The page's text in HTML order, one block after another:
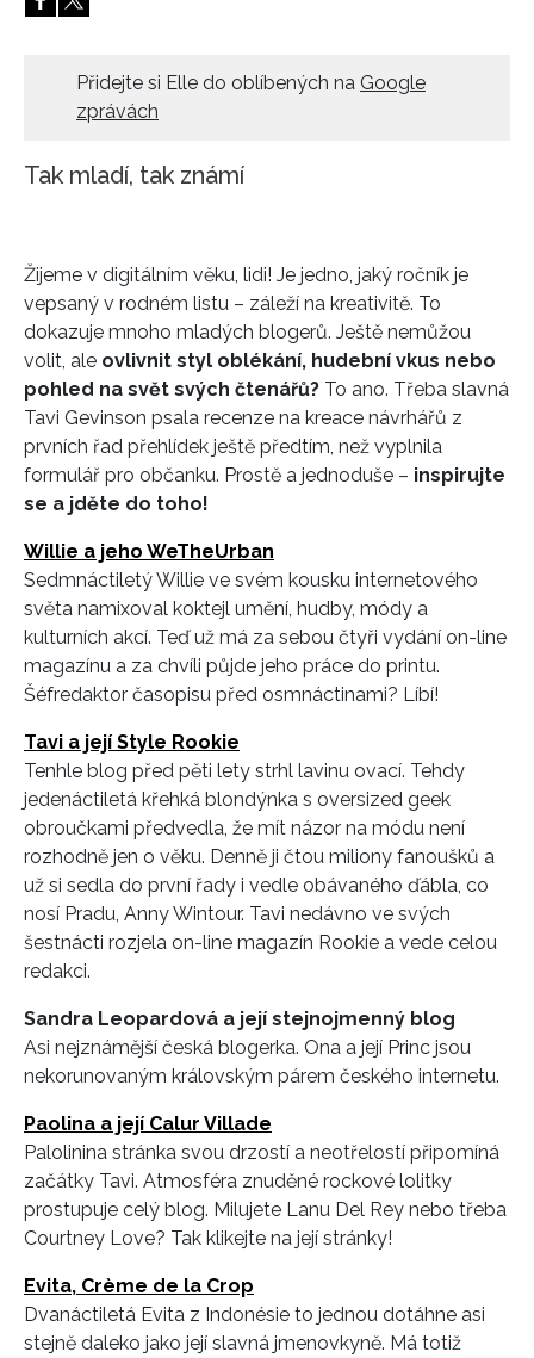
Přidejte si Elle do oblíbených na Google
zprávách
Tak mladí, tak známí
Žijeme v digitálním věku, lidi! Je jedno, jaký ročník je
vepsaný v rodném listu – záleží na kreativitě. To
dokazuje mnoho mladých blogerů. Ještě nemůžou
volit, ale ovlivnit styl oblékání, hudební vkus nebo
pohled na svět svých čtenářů? To ano. Třeba slavná
Tavi Gevinson psala recenze na kreace návrhářů z
prvních řad přehlídek ještě předtím, než vyplnila
formulář pro občanku. Prostě a jednoduše – inspirujte
se a jděte do toho!
Willie a jeho WeTheUrban
Sedmnáctiletý Willie ve svém kousku internetového
světa namixoval koktejl umění, hudby, módy a
kulturních akcí. Teď už má za sebou čtyři vydání on-line
magazínu a za chvíli půjde jeho práce do printu.
Šéfredaktor časopisu před osmnáctinami? Líbí!
Tavi a její Style Rookie
Tenhle blog před pěti lety strhl lavinu ovací. Tehdy
jedenáctiletá křehká blondýnka s oversized geek
obroučkami předvedla, že mít názor na módu není
rozhodně jen o věku. Denně ji čtou miliony fanoušků a
už si sedla do první řady i vedle obávaného ďábla, co
nosí Pradu, Anny Wintour. Tavi nedávno ve svých
šestnácti rozjela on-line magazín Rookie a vede celou
redakci.
Sandra Leopardová a její stejnojmenný blog
Asi nejznámější česká blogerka. Ona a její Princ jsou
nekorunovaným královským párem českého internetu.
Paolina a její Calur Villade
Palolinina stránka svou drzostí a neotřelostí připomíná
začátky Tavi. Atmosféra znuděné rockové lolitky
prostupuje celý blog. Milujete Lanu Del Rey nebo třeba
Courtney Love? Tak klikejte na její stránky!
Evita, Crème de la Crop
Dvanáctiletá Evita z Indonésie to jednou dotáhne asi
stejně daleko jako její slavná jmenovkyně. Má totiž